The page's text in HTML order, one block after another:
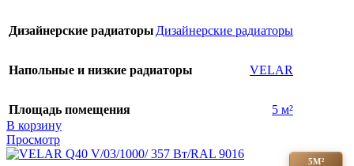
Дизайнерские радиаторыДизайнерские радиаторы
Напольные и низкие радиаторы VELAR
Площадь помещения
5 м²
В корзину
Просмотр
5М²